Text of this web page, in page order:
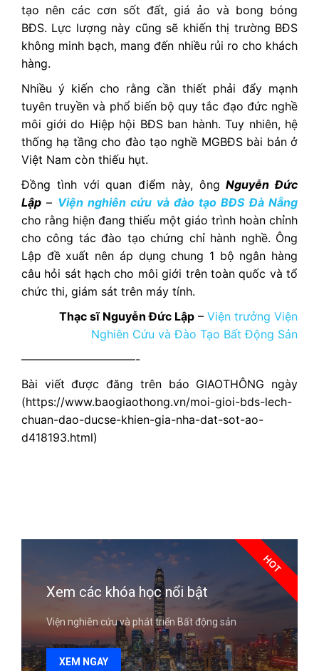
tạo nên các cơn sốt đất, giá ảo và bong bóng
BĐS. Lực lượng này cũng sẽ khiến thị trường BĐS
không minh bạch, mang đến nhiều rủi ro cho khách
hàng.
Nhiều ý kiến cho rằng cần thiết phải đẩy mạnh
tuyên truyền và phổ biến bộ quy tắc đạo đức nghề
môi giới do Hiệp hội BĐS ban hành. Tuy nhiên, hệ
thống hạ tầng cho đào tạo nghề MGBĐS bài bản ở
Việt Nam còn thiếu hụt.
Đồng tình với quan điểm này, ôngNguyễn Đức
Lập – Viện nghiên cứu và đào tạo BĐS Đà Nẵng
cho rằng hiện đang thiếu một giáo trình hoàn chỉnh
cho công tác đào tạo chứng chỉ hành nghề. Ông
Lập đề xuất nên áp dụng chung 1 bộ ngân hàng
câu hỏi sát hạch cho môi giới trên toàn quốc và tổ
chức thi, giám sát trên máy tính.
Thạc sĩ Nguyễn Đức Lập – Viện trưởng Viện
Nghiên Cứu và Đào Tạo Bất Động Sản
——————————-
Bài viết được đăng trên báo GIAOTHÔNG ngày
(https://www.baogiaothong.vn/moi-gioi-bds-lech-
chuan-dao-ducse-khien-gia-nha-dat-sot-ao-
d418193.html)
Xem các khóa học nổi bật
Viện nghiên cứu và phát triển Bất động sản
XEM NGAY
HOT